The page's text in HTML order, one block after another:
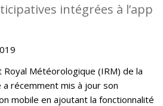
intégrées à l’app
Royal Météorologique (IRM) de la
a récemment mis à jour son
mobile en ajoutant la fonctionnalité